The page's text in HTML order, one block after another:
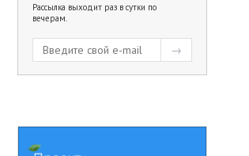
Рассылка выходит раз в сутки по
вечерам.